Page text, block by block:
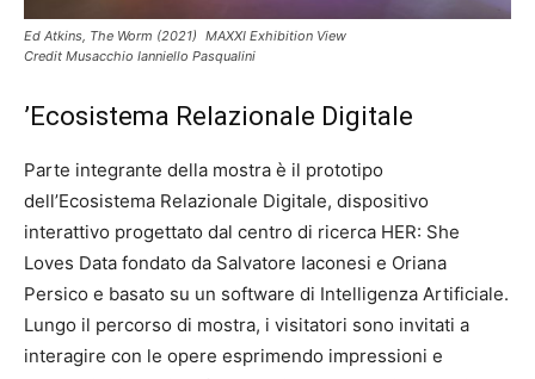
Ed Atkins, The Worm (2021) MAXXI Exhibition View
Credit Musacchio Ianniello Pasqualini
’Ecosistema Relazionale Digitale
Parte integrante della mostra è il prototipo
dell’Ecosistema Relazionale Digitale, dispositivo
interattivo progettato dal centro di ricerca HER: She
Loves Data fondato da Salvatore Iaconesi e Oriana
Persico e basato su un software di Intelligenza Artificiale.
Lungo il percorso di mostra, i visitatori sono invitati a
interagire con le opere esprimendo impressioni e